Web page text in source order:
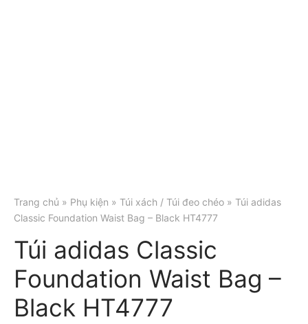
Trang chủ » Phụ kiện » Túi xách / Túi đeo chéo » Túi adidas
Classic Foundation Waist Bag – Black HT4777
Túi adidas Classic
Foundation Waist Bag –
Black HT4777